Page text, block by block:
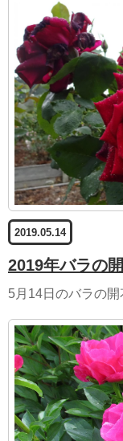
2019.05.14
2019年バラの
5月14日のバラの開